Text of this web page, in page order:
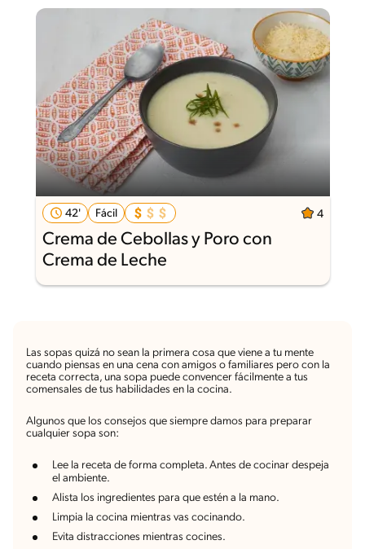
42' Fácil 4
Crema de Cebollas y Poro con
Crema de Leche
Las sopas quizá no sean la primera cosa que viene a tu mente
cuando piensas en una cena con amigos o familiares pero con la
receta correcta, una sopa puede convencer fácilmente a tus
comensales de tus habilidades en la cocina.
Algunos que los consejos que siempre damos para preparar
cualquier sopa son:
Lee la receta de forma completa. Antes de cocinar despeja
el ambiente.
Alista los ingredientes para que estén a la mano.
Limpia la cocina mientras vas cocinando.
Evita distracciones mientras cocines.